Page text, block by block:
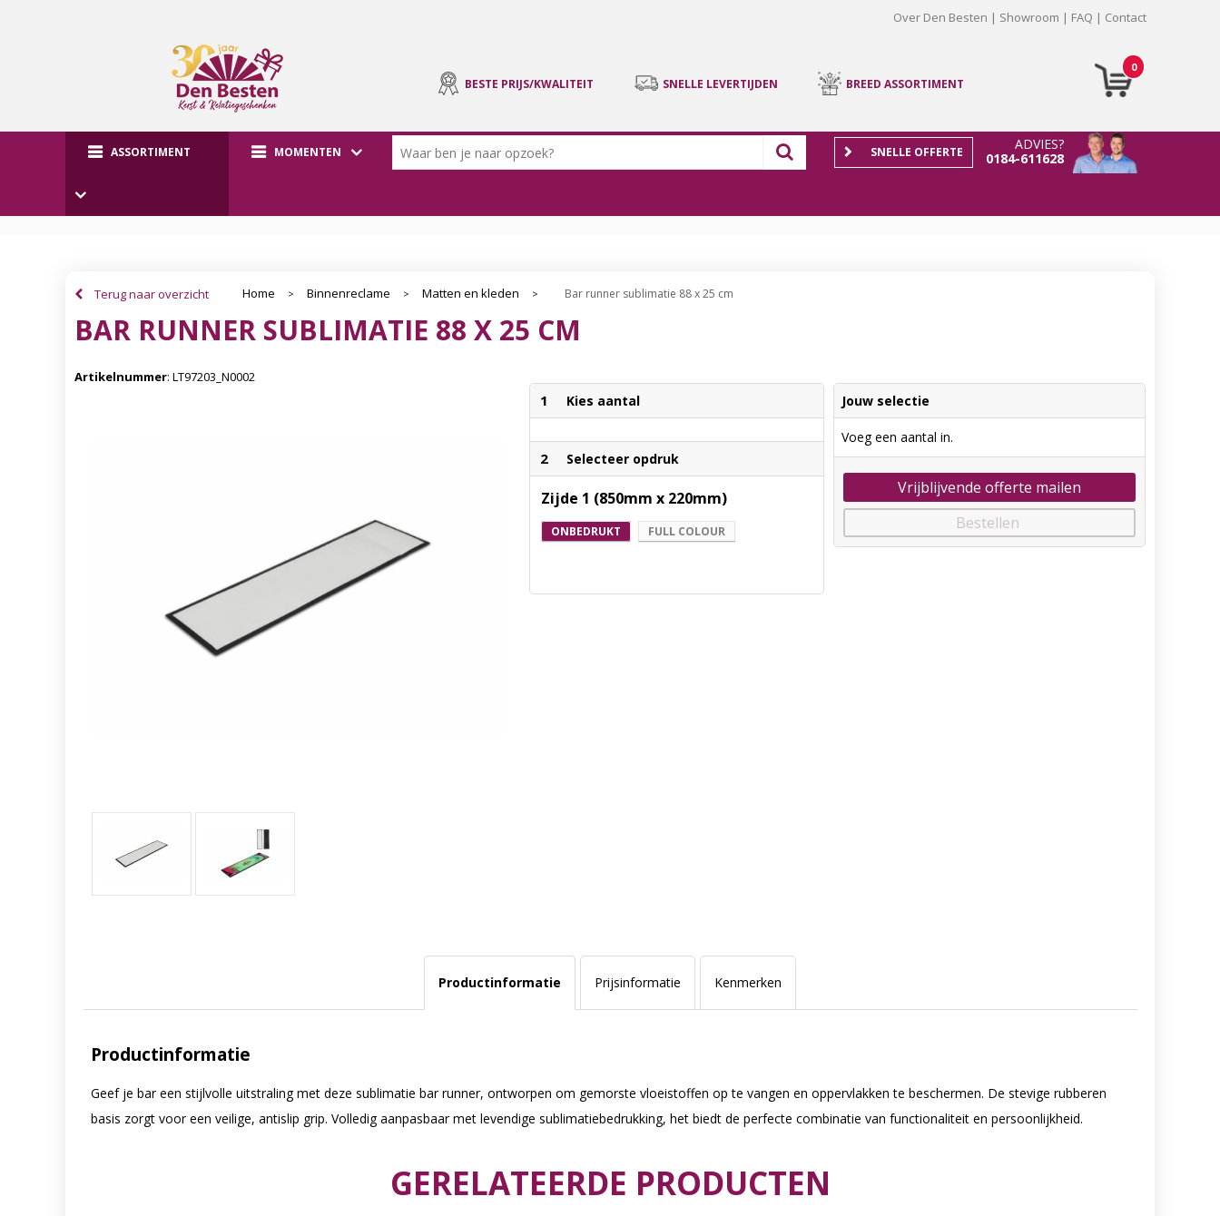
Over Den Besten Showroom FAQ Contact
0
BESTE PRIJS/KWALITEIT SNELLE LEVERTIJDEN BREED ASSORTIMENT
ASSORTIMENT MOMENTEN
ADVIES?
0184-611628
SNELLE OFFERTE
Terug naar overzicht Home > Binnenreclame > Matten en kleden > Bar runner sublimatie 88 x 25 cm
BAR RUNNER SUBLIMATIE 88 X 25 CM
Artikelnummer: LT97203_N0002
1 Kies aantal
2 Selecteer opdruk
Zijde 1 (850mm x 220mm)
ONBEDRUKT FULL COLOUR
Jouw selectie
Voeg een aantal in.
Vrijblijvende offerte mailen
Bestellen
Productinformatie Prijsinformatie Kenmerken
Productinformatie
Geef je bar een stijlvolle uitstraling met deze sublimatie bar runner, ontworpen om gemorste vloeistoffen op te vangen en oppervlakken te beschermen. De stevige rubberen
basis zorgt voor een veilige, antislip grip. Volledig aanpasbaar met levendige sublimatiebedrukking, het biedt de perfecte combinatie van functionaliteit en persoonlijkheid.
GERELATEERDE PRODUCTEN